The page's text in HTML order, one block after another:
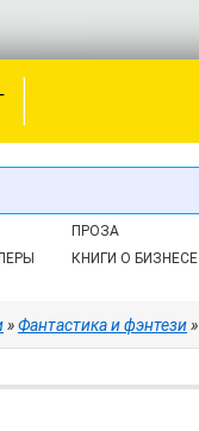
ПРОЗА
КНИГИ О БИЗНЕСЕ
»Фантастика и фэнтези»